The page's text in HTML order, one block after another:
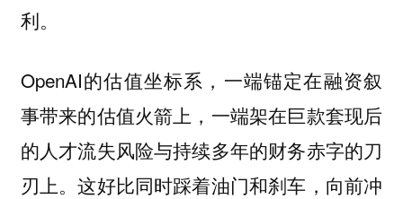
利。
OpenAI的估值坐标系，一端锚定在融资叙
事带来的估值火箭上，一端架在巨款套现后
的人才流失风险与持续多年的财务赤字的刀
刃上。这好比同时踩着油门和刹车，向前冲